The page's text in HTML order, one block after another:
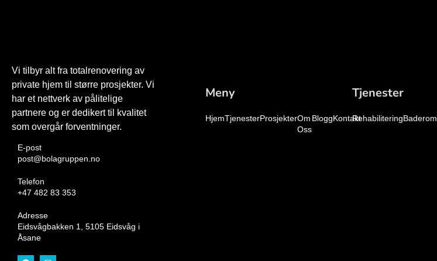
Vi tilbyr alt fra totalrenovering av
private hjem til større prosjekter. Vi
har et nettverk av pålitelige
partnere og er dedikert til kvalitet
som overgår forventninger.
E-post
post@bolagruppen.no
Telefon
+47 482 83 353
Adresse
Eidsvågbakken 1, 5105 Eidsvåg i
Åsane
Meny
HjemTjenesterProsjekterOm
Oss
BloggKontakt
Tjenester
RehabiliteringBaderom